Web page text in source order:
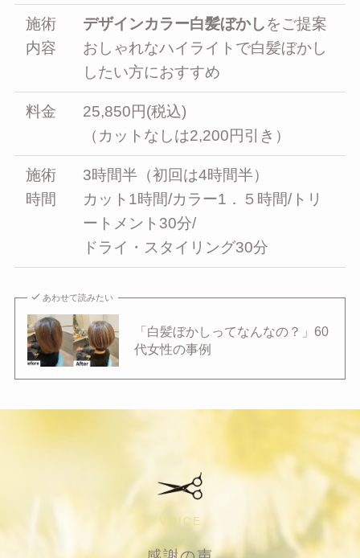
施術
内容
デザインカラー白髪ぼかしをご提案
おしゃれなハイライトで白髪ぼかし
したい方におすすめ
料金
25,850円(税込)
（カットなしは2,200円引き）
施術
時間
3時間半（初回は4時間半）
カット1時間/カラー1．５時間/トリ
ートメント30分/
ドライ・スタイリング30分
あわせて読みたい
「白髪ぼかしってなんなの？」60
代女性の事例
VOICE